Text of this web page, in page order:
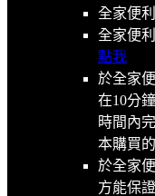
全家便
全家便
點我
於全家
在10分
時間內
本購買
於全家
方能保